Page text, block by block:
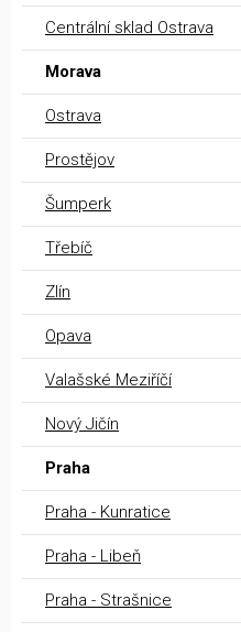
Centrální sklad Ostrava
Morava
Ostrava
Prostějov
Šumperk
Třebíč
Zlín
Opava
Valašské Meziříčí
Nový Jičín
Praha
Praha - Kunratice
Praha - Libeň
Praha - Strašnice